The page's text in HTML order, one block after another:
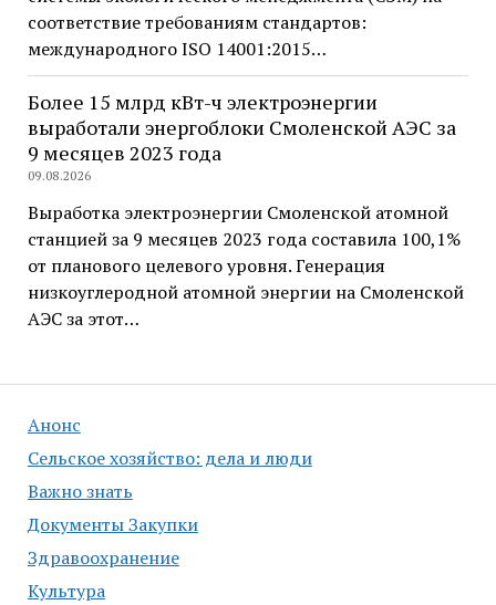
Анонс
Сельское хозяйство: дела и люди
Важно знать
Документы Закупки
Здравоохранение
Культура
соответствие требованиям стандартов:
международного ISO 14001:2015…
Более 15 млрд кВт-ч электроэнергии
выработали энергоблоки Смоленской АЭС за
9 месяцев 2023 года
09.08.2026
Выработка электроэнергии Смоленской атомной
станцией за 9 месяцев 2023 года составила 100,1%
от планового целевого уровня. Генерация
низкоуглеродной атомной энергии на Смоленской
АЭС за этот…